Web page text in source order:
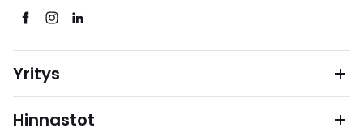
Yritys
Hinnastot